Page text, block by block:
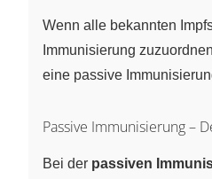
Wenn alle bekannten
Immunisierung
eine passive
Passive Immunisierung –
Bei der passiven